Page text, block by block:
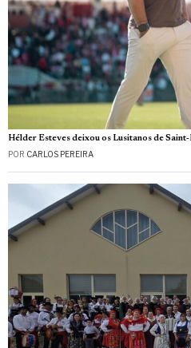
Hélder Esteves deixou os Lusitanos de
POR CARLOS PEREIRA